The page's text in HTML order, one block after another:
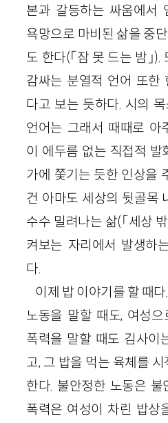
본과 갈등하는 싸움에서
욕망으로 마비된 삶을 중
도 한다(「잠 못 드는 밤」
감싸는 분열적 언어 또한
다고 보는 듯하다. 시의
언어는 그래서 때때로 아
이 에두름 없는 직접적 발
가에 쫓기는 듯한 인상을
건 아마도 세상의 뒷골목
수수 밀려나는 삶(「세상
켜보는 자리에서 발생하
다.
이제 밥 이야기를 할 때
노동을 말할 때도, 여성
폭력을 말할 때도 김사이
고, 그 밥을 먹는 육체를
한다. 불안정한 노동은 불
폭력은 여성이 차린 밥상